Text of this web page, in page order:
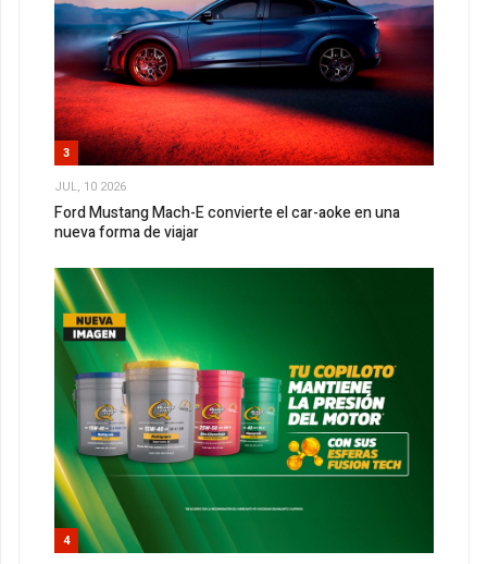
3
JUL, 10 2026
Ford Mustang Mach-E convierte el car-aoke en una
nueva forma de viajar
4